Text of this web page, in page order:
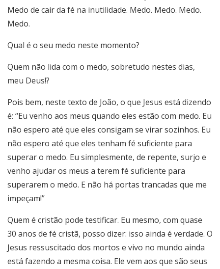
Medo de cair da fé na inutilidade. Medo. Medo. Medo.
Medo.
Qual é o seu medo neste momento?
Quem não lida com o medo, sobretudo nestes dias,
meu Deus!?
Pois bem, neste texto de João, o que Jesus está dizendo
é: “Eu venho aos meus quando eles estão com medo. Eu
não espero até que eles consigam se virar sozinhos. Eu
não espero até que eles tenham fé suficiente para
superar o medo. Eu simplesmente, de repente, surjo e
venho ajudar os meus a terem fé suficiente para
superarem o medo. E não há portas trancadas que me
impeçam!”
Quem é cristão pode testificar. Eu mesmo, com quase
30 anos de fé cristã, posso dizer: isso ainda é verdade. O
Jesus ressuscitado dos mortos e vivo no mundo ainda
está fazendo a mesma coisa. Ele vem aos que são seus